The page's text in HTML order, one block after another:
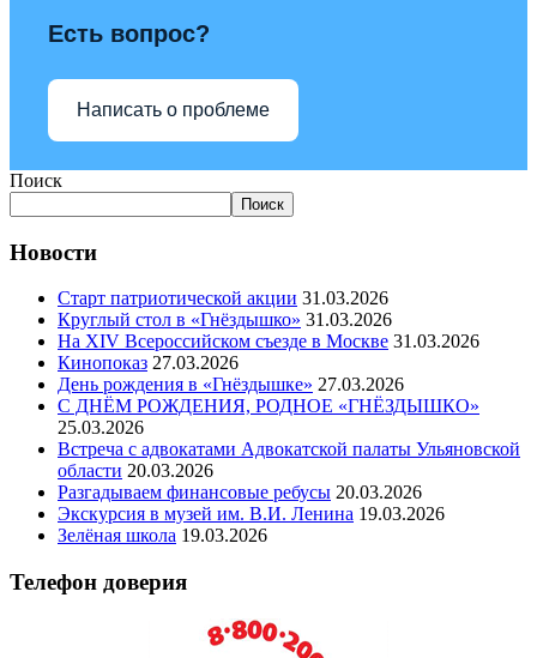
Есть вопрос?
Написать о проблеме
Поиск
Поиск
Новости
Старт патриотической акции 31.03.2026
Круглый стол в «Гнёздышко» 31.03.2026
На XIV Всероссийском съезде в Москве 31.03.2026
Кинопоказ 27.03.2026
День рождения в «Гнёздышке» 27.03.2026
С ДНЁМ РОЖДЕНИЯ, РОДНОЕ «ГНЁЗДЫШКО»
25.03.2026
Встреча с адвокатами Адвокатской палаты Ульяновской
области 20.03.2026
Разгадываем финансовые ребусы 20.03.2026
Экскурсия в музей им. В.И. Ленина 19.03.2026
Зелёная школа 19.03.2026
Телефон доверия